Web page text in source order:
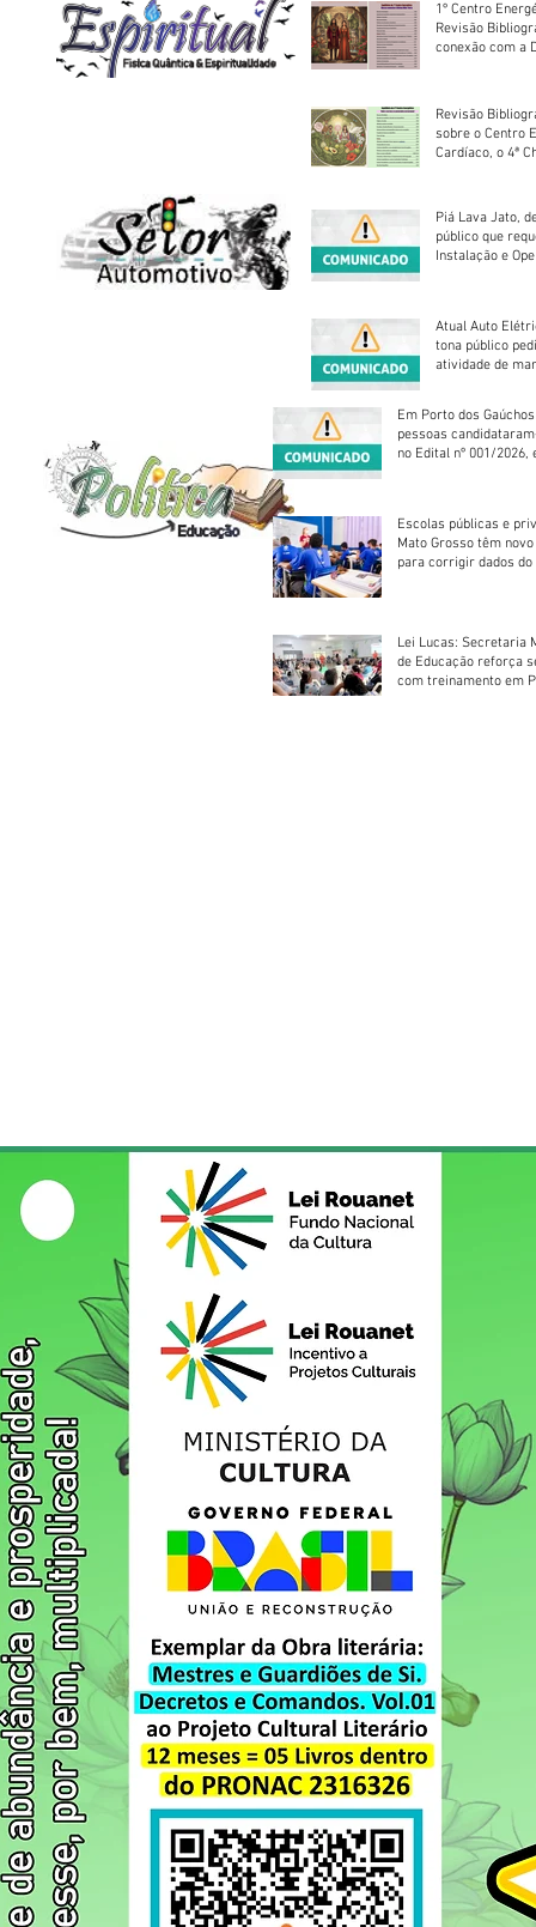
1º Centro
Revisão
conexão com a
Revisão
sobre o Centro
Cardíaco, o 4ª
Piá Lava Jato,
público que
Instalação e
Atual Auto
tona público
atividade de
Em Porto dos
pessoas
no Edital nº 001/2026,
Escolas públicas e
Mato Grosso têm
para corrigir dados do
Lei Lucas: Secretaria
de Educação reforça
com treinamento em